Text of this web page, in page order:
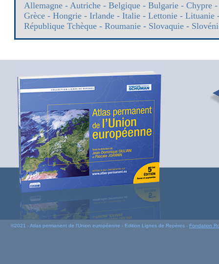
Allemagne - Autriche - Belgique - Bulgarie - Chypre
Grèce - Hongrie - Irlande - Italie - Lettonie - Lituanie
République Tchèque - Roumanie - Slovaquie -
©2021 - Atlas permanent de l'Union européenne - Edition Lignes de Repères - Fondation